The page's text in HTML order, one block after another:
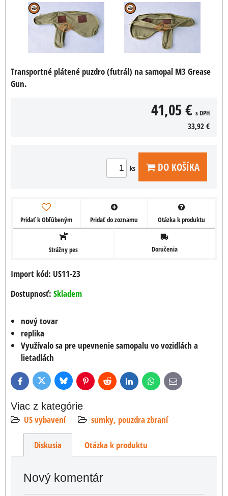
Transportné plátené puzdro (futrál) na samopal M3 Grease
Gun.
41,05 € s DPH
33,92 €
ks DO KOŠÍKA
Pridať k Obľúbeným Pridať do zoznamu Otázka k produktu
Strážny pes Doručenia
Import kód: US11-23
Dostupnosť: Skladem
nový tovar
replika
Využívalo sa pre upevnenie samopalu vo vozidlách a
lietadlách
FacebookTwitter BlueskyPinterestReddit LinkedInWhatsApp
E-
mail
Viac z kategórie
US vybavení
sumky, pouzdra zbraní
Diskusia Otázka k produktu
Nový komentár